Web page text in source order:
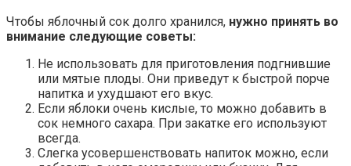
Чтобы яблочный сок долго хранился, нужно принять во
внимание следующие советы:
Не использовать для приготовления подгнившие
или мятые плоды. Они приведут к быстрой порче
напитка и ухудшают его вкус.
Если яблоки очень кислые, то можно добавить в
сок немного сахара. При закатке его используют
всегда.
Слегка усовершенствовать напиток можно, если